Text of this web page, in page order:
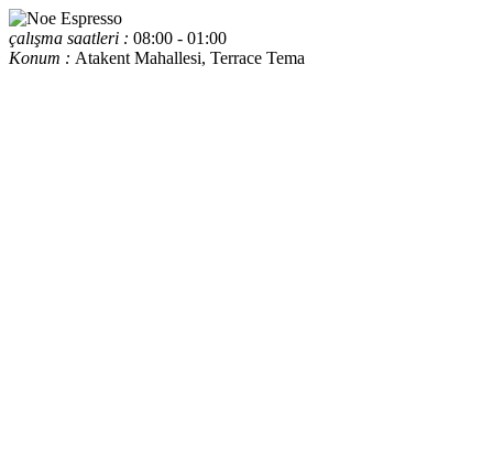
çalışma saatleri : 08:00 - 01:00
Konum : Atakent Mahallesi, Terrace Tema